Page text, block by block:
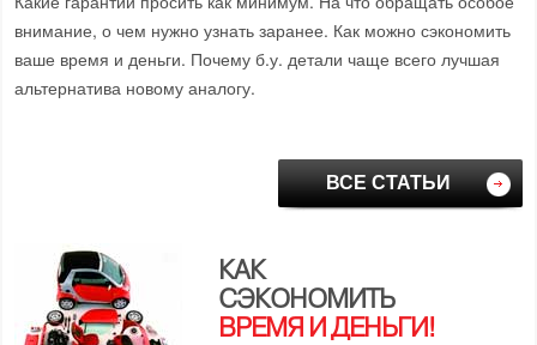
внимание, о чем нужно узнать заранее. Как можно сэкономить
ваше время и деньги. Почему б.у. детали чаще всего лучшая
альтернатива новому аналогу.
ВСЕ СТАТЬИ
КАК
СЭКОНОМИТЬ
ВРЕМЯ И ДЕНЬГИ!